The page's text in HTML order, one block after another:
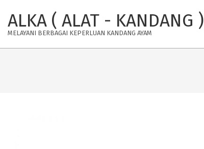
content
ALKA ( ALAT - KANDANG )
MELAYANI BERBAGAI KEPERLUAN KANDANG AYAM